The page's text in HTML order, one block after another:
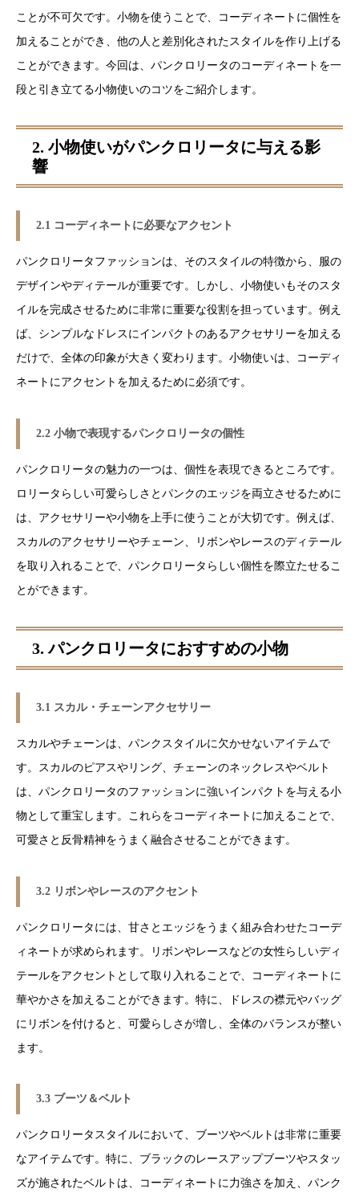
ことが不可欠です。小物を使うことで、コーディネートに個性を
加えることができ、他の人と差別化されたスタイルを作り上げる
ことができます。今回は、パンクロリータのコーディネートを一
段と引き立てる小物使いのコツをご紹介します。
2. 小物使いがパンクロリータに与える影
響
2.1 コーディネートに必要なアクセント
パンクロリータファッションは、そのスタイルの特徴から、服の
デザインやディテールが重要です。しかし、小物使いもそのスタ
イルを完成させるために非常に重要な役割を担っています。例え
ば、シンプルなドレスにインパクトのあるアクセサリーを加える
だけで、全体の印象が大きく変わります。小物使いは、コーディ
ネートにアクセントを加えるために必須です。
2.2 小物で表現するパンクロリータの個性
パンクロリータの魅力の一つは、個性を表現できるところです。
ロリータらしい可愛らしさとパンクのエッジを両立させるために
は、アクセサリーや小物を上手に使うことが大切です。例えば、
スカルのアクセサリーやチェーン、リボンやレースのディテール
を取り入れることで、パンクロリータらしい個性を際立たせるこ
とができます。
3. パンクロリータにおすすめの小物
3.1 スカル・チェーンアクセサリー
スカルやチェーンは、パンクスタイルに欠かせないアイテムで
す。スカルのピアスやリング、チェーンのネックレスやベルト
は、パンクロリータのファッションに強いインパクトを与える小
物として重宝します。これらをコーディネートに加えることで、
可愛さと反骨精神をうまく融合させることができます。
3.2 リボンやレースのアクセント
パンクロリータには、甘さとエッジをうまく組み合わせたコーデ
ィネートが求められます。リボンやレースなどの女性らしいディ
テールをアクセントとして取り入れることで、コーディネートに
華やかさを加えることができます。特に、ドレスの襟元やバッグ
にリボンを付けると、可愛らしさが増し、全体のバランスが整い
ます。
3.3 ブーツ＆ベルト
パンクロリータスタイルにおいて、ブーツやベルトは非常に重要
なアイテムです。特に、ブラックのレースアップブーツやスタッ
ズが施されたベルトは、コーディネートに力強さを加え、パンク